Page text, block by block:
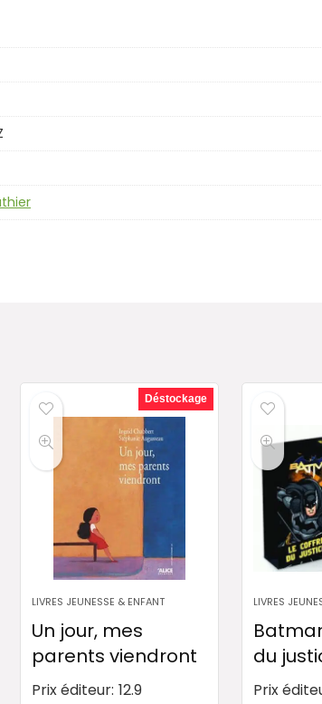
Déstockage
LIVRES JEUNESSE & ENFANT
Un jour, mes
parents viendront
Prix éditeur: 12.9
LIVRES
du
Prix